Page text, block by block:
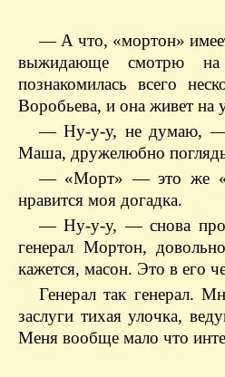
— А что, «мортон»
выжидающе смотрю на
познакомилась всего
Воробьева, и она живет на
— Ну-у-у, не думаю, —
Маша, дружелюбно
— «Морт» — это же
нравится моя догадка.
— Ну-у-у, — снова
генерал Мортон,
кажется, масон. Это в его
Генерал так генерал.
заслуги тихая улочка,
Меня вообще мало что